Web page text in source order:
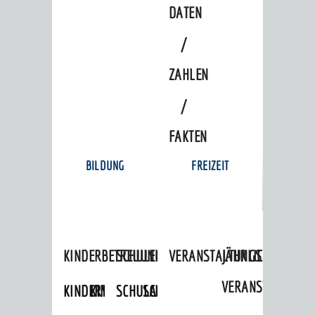
DATEN
/
ZAHLEN
/
FAKTEN
BILDUNG
KINDERBETREUUNG
KINDERTAGESPFLEGE
KINDERKRIPPEN
SCHULEN
SCHULARTEN
SCHULVERWALTUNG
FREIZEIT
VERANSTALTUNGSKALENDER
JÄHRLICHE